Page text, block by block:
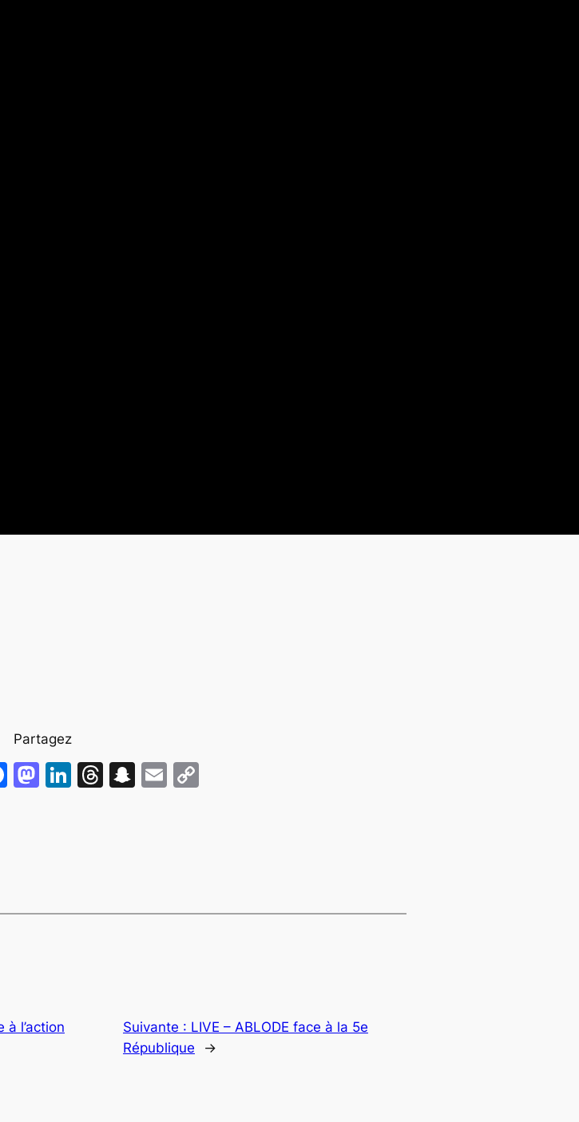
Partagez
Facebook
Mastodon
LinkedIn
Threads
Snapchat
Email
à l’action
Suivante : LIVE – ABLODE face à la 5e
République
→